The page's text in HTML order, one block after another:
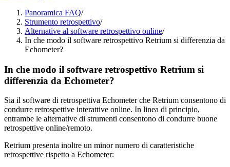
Panoramica FAQ/
Strumento retrospettivo/
Alternative al software retrospettivo online/
In che modo il software retrospettivo Retrium si differenzia da
Echometer?
In che modo il software retrospettivo Retrium si
differenzia da Echometer?
Sia il software di retrospettiva Echometer che Retrium consentono di
condurre retrospettive interattive online. In linea di principio,
entrambe le alternative di strumenti consentono di condurre buone
retrospettive online/remoto.
Retrium presenta inoltre un minor numero di caratteristiche
retrospettive rispetto a Echometer: